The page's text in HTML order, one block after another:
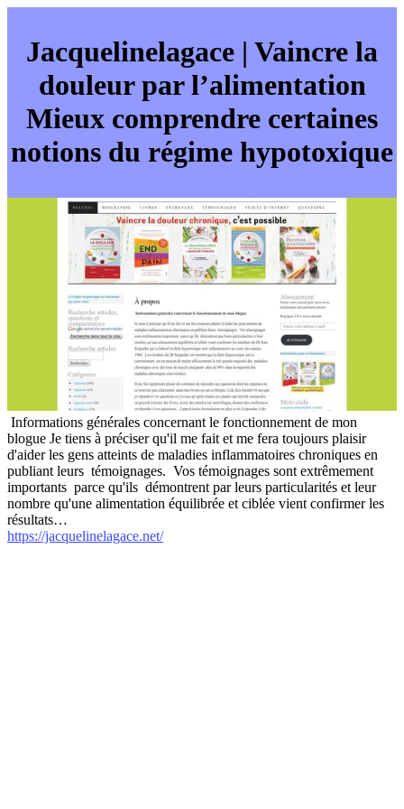
Jacquelinelaga­ce | Vaincre la
douleur par l’alimen­ta­tion
Mieux comprendre certaines
notions du régime hypotoxique
Informations générales concernant le fonctionnement de mon
blogue Je tiens à préciser qu'il me fait et me fera toujours plaisir
d'aider les gens atteints de maladies inflammatoires chroniques en
publiant leurs témoignages. Vos témoignages sont extrêmement
importants parce qu'ils démontrent par leurs particularités et leur
nombre qu'une alimentation équilibrée et ciblée vient confirmer les
résultats…
https://jacquelinelagace.net/